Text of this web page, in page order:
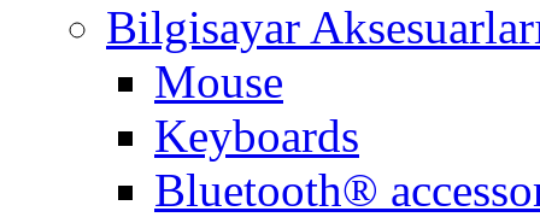
Bilgisayar
Mouse
Keyboards
Bluetooth®